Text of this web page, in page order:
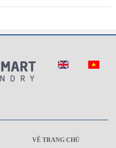
VỀ TRANG CHỦ